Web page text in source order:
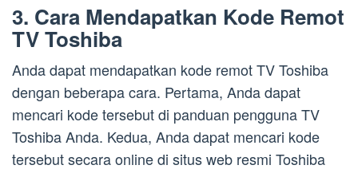
3. Cara Mendapatkan Kode Remot
TV Toshiba
Anda dapat mendapatkan kode remot TV Toshiba
dengan beberapa cara. Pertama, Anda dapat
mencari kode tersebut di panduan pengguna TV
Toshiba Anda. Kedua, Anda dapat mencari kode
tersebut secara online di situs web resmi Toshiba